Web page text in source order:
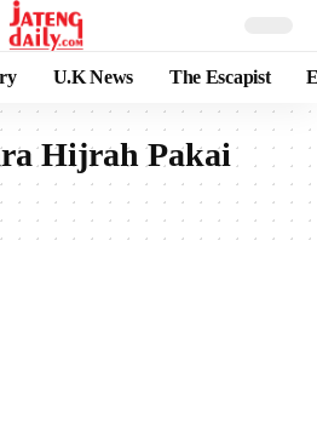
U.K News The Escapist
Hijrah Pakai